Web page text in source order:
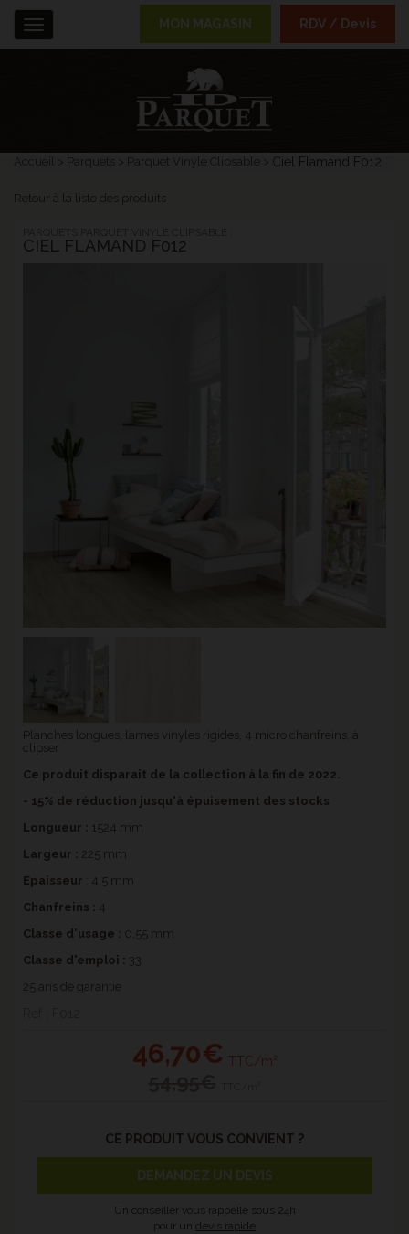
Accueil Parquets Parquet Vinyle Clipsable Ciel Flamand F012
Retour à la liste des produits
CIEL FLAMAND F012
Planches longues, lames vinyles rigides, 4 micro chanfreins, à
clipser
Ce produit disparait de la collection à la fin de 2022.
- 15% de réduction jusqu'à épuisement des stocks
Longueur : 1524 mm
Largeur : 225 mm
Epaisseur : 4,5 mm
Chanfreins : 4
Classe d'usage : 0,55 mm
Classe d'emploi : 33
25 ans de garantie
46,70€ TTC/m²
CE PRODUIT VOUS CONVIENT ?
DEMANDEZ UN DEVIS
Un conseiller vous rappelle sous 24h
pour un devis rapide
Menu MON MAGASIN RDV / Devis